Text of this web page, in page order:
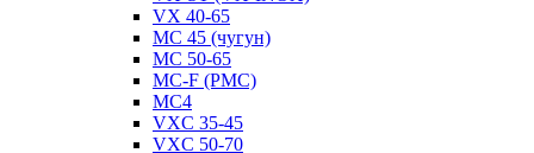
VX 40-65
MC 45 (чугун)
MC 50-65
MC-F (PMC)
MC4
VXC 35-45
VXC 50-70